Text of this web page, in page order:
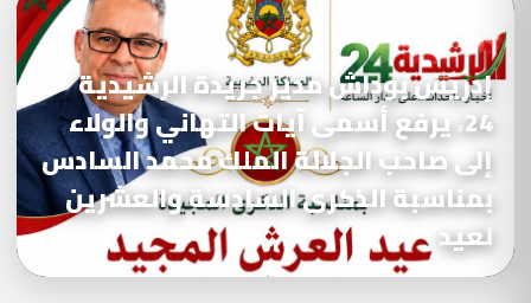
إدريس بوداش مدير جريدة الرشيدية
24، يرفع أسمى آيات التهاني والولاء
إلى صاحب الجلالة الملك محمد السادس
بمناسبة الذكرى السادسة والعشرين
لعيد